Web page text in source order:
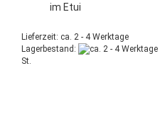
im Etui
Lieferzeit: ca. 2 - 4 Werktage
Lagerbestand:
St.